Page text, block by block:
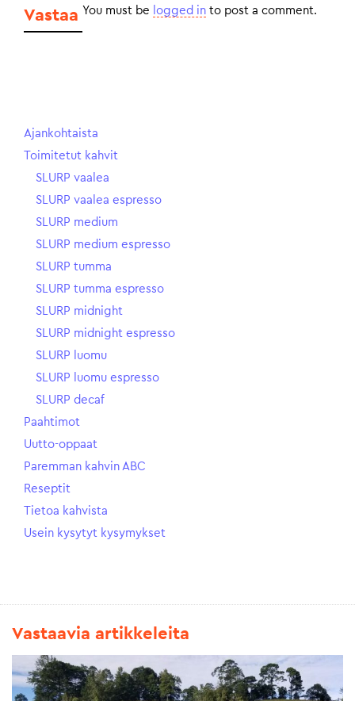
Vastaa You must be logged in to post a comment.
Ajankohtaista
Toimitetut kahvit
SLURP vaalea
SLURP vaalea espresso
SLURP medium
SLURP medium espresso
SLURP tumma
SLURP tumma espresso
SLURP midnight
SLURP midnight espresso
SLURP luomu
SLURP luomu espresso
SLURP decaf
Paahtimot
Uutto-oppaat
Paremman kahvin ABC
Reseptit
Tietoa kahvista
Usein kysytyt kysymykset
Vastaavia artikkeleita